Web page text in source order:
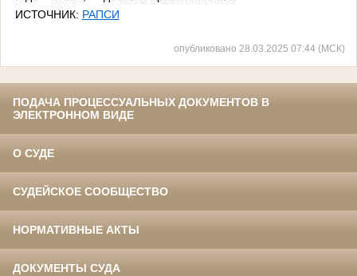
ИСТОЧНИК: РАПСИ
опубликовано 28.03.2025 07:44 (МСК)
ПОДАЧА ПРОЦЕССУАЛЬНЫХ ДОКУМЕНТОВ В
ЭЛЕКТРОННОМ ВИДЕ
О СУДЕ
СУДЕЙСКОЕ СООБЩЕСТВО
НОРМАТИВНЫЕ АКТЫ
ДОКУМЕНТЫ СУДА